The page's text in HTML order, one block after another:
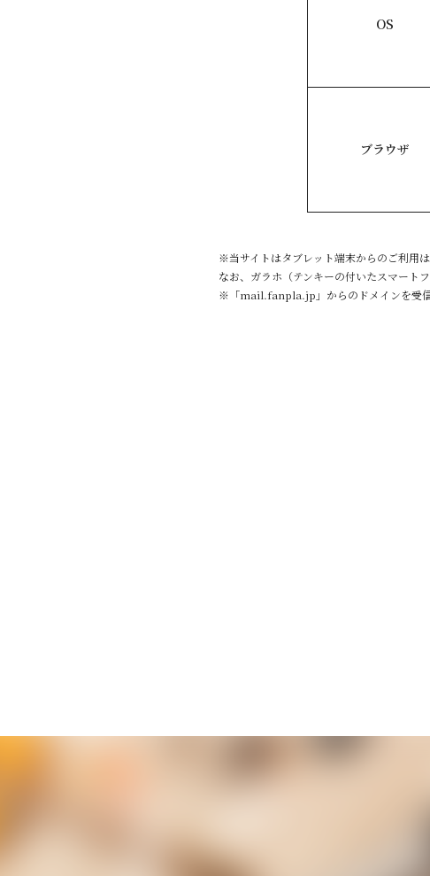
OS
ブラウザ
※当サイトはタブレット端末からのご利用
なお、ガラホ（テンキーの付いたスマート
※「mail.fanpla.jp」からのドメインを受信